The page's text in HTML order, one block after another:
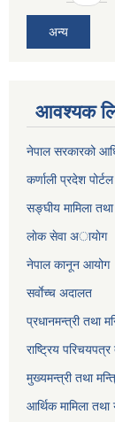
अन्य
आवश्यक
नेपाल सरकारको
कर्णाली प्रदेश पोर्टल
सङ्घीय मामिला
लाेक सेवा अायाेग
नेपाल कानून आयोग
सर्वाेच्च अदालत
प्रधानमन्त्री तथा
राष्ट्रिय
मुख्यमन्त्री तथा
आर्थिक मामिला